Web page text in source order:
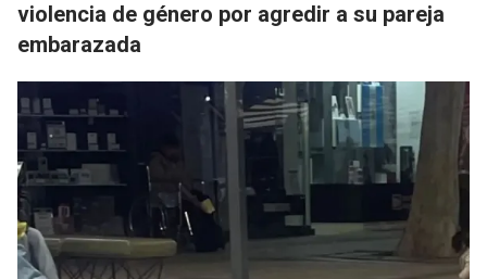
violencia de género por agredir a su pareja
embarazada